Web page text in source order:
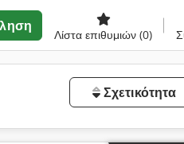
Λίστα επιθυμιών (0)
Σχετικότητα